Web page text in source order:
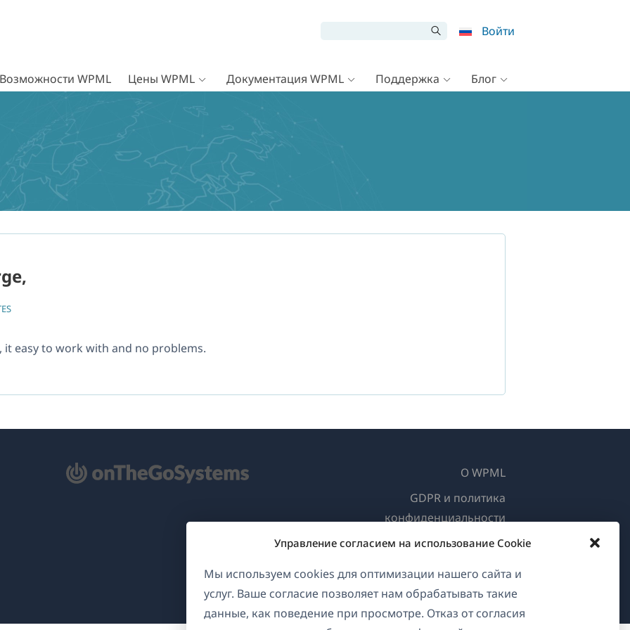
Управление согласием на использование Cookie
Мы используем cookies для оптимизации нашего сайта и
услуг. Ваше согласие позволяет нам обрабатывать такие
данные, как поведение при просмотре. Отказ от согласия
Войти
Возможности WPML Цены WPML Документация WPML Поддержка Блог
it easy to work with and no problems.
О WPML
GDPR и политика
конфиденциальности
Присоединяйтесь к нашей
в
новом
окне)
(открывается
в
(открывается
в
(открывается
в